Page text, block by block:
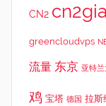
CN2 cn2gia
greencloudvps
流量 东京 亚特
鸡 宝塔 德国 拉斯